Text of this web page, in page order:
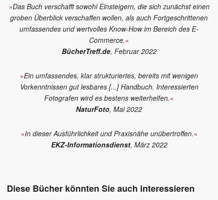
»Das Buch verschafft sowohl Einsteigern, die sich zunächst einen
groben Überblick verschaffen wollen, als auch Fortgeschrittenen
umfassendes und wertvolles Know-How im Bereich des E-
Commerce.«
BücherTreff.de, Februar 2022
»Ein umfassendes, klar strukturiertes, bereits mit wenigen
Vorkenntnissen gut lesbares [...] Handbuch. Interessierten
Fotografen wird es bestens weiterhelfen.«
NaturFoto, Mai 2022
»In dieser Ausführlichkeit und Praxisnähe unübertroffen.«
EKZ-Informationsdienst, März 2022
Diese Bücher könnten Sie auch interessieren